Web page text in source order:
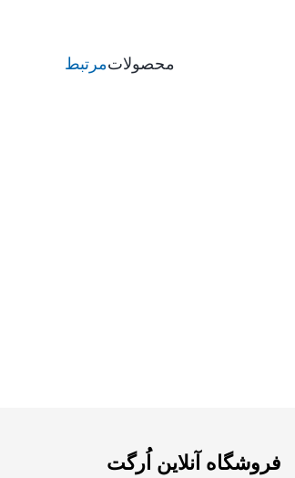
محصولاتمرتبط
فروشگاه آنلاین اُرگت